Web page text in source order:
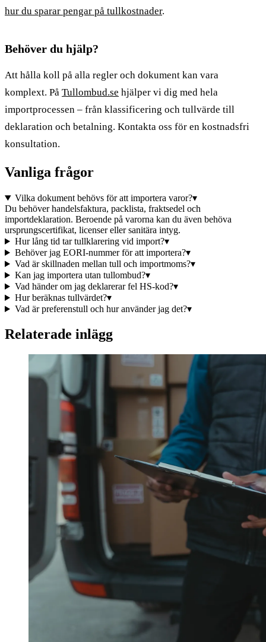
hur du sparar pengar på tullkostnader.
Behöver du hjälp?
Att hålla koll på alla regler och dokument kan vara
komplext. På Tullombud.se hjälper vi dig med hela
importprocessen – från klassificering och tullvärde till
deklaration och betalning. Kontakta oss för en kostnadsfri
konsultation.
Vanliga frågor
Vilka dokument behövs för att importera varor?▾
Du behöver handelsfaktura, packlista, fraktsedel och
importdeklaration. Beroende på varorna kan du även behöva
ursprungscertifikat, licenser eller sanitära intyg.
Hur lång tid tar tullklarering vid import?▾
Behöver jag EORI-nummer för att importera?▾
Vad är skillnaden mellan tull och importmoms?▾
Kan jag importera utan tullombud?▾
Vad händer om jag deklarerar fel HS-kod?▾
Hur beräknas tullvärdet?▾
Vad är preferenstull och hur använder jag det?▾
Relaterade inlägg